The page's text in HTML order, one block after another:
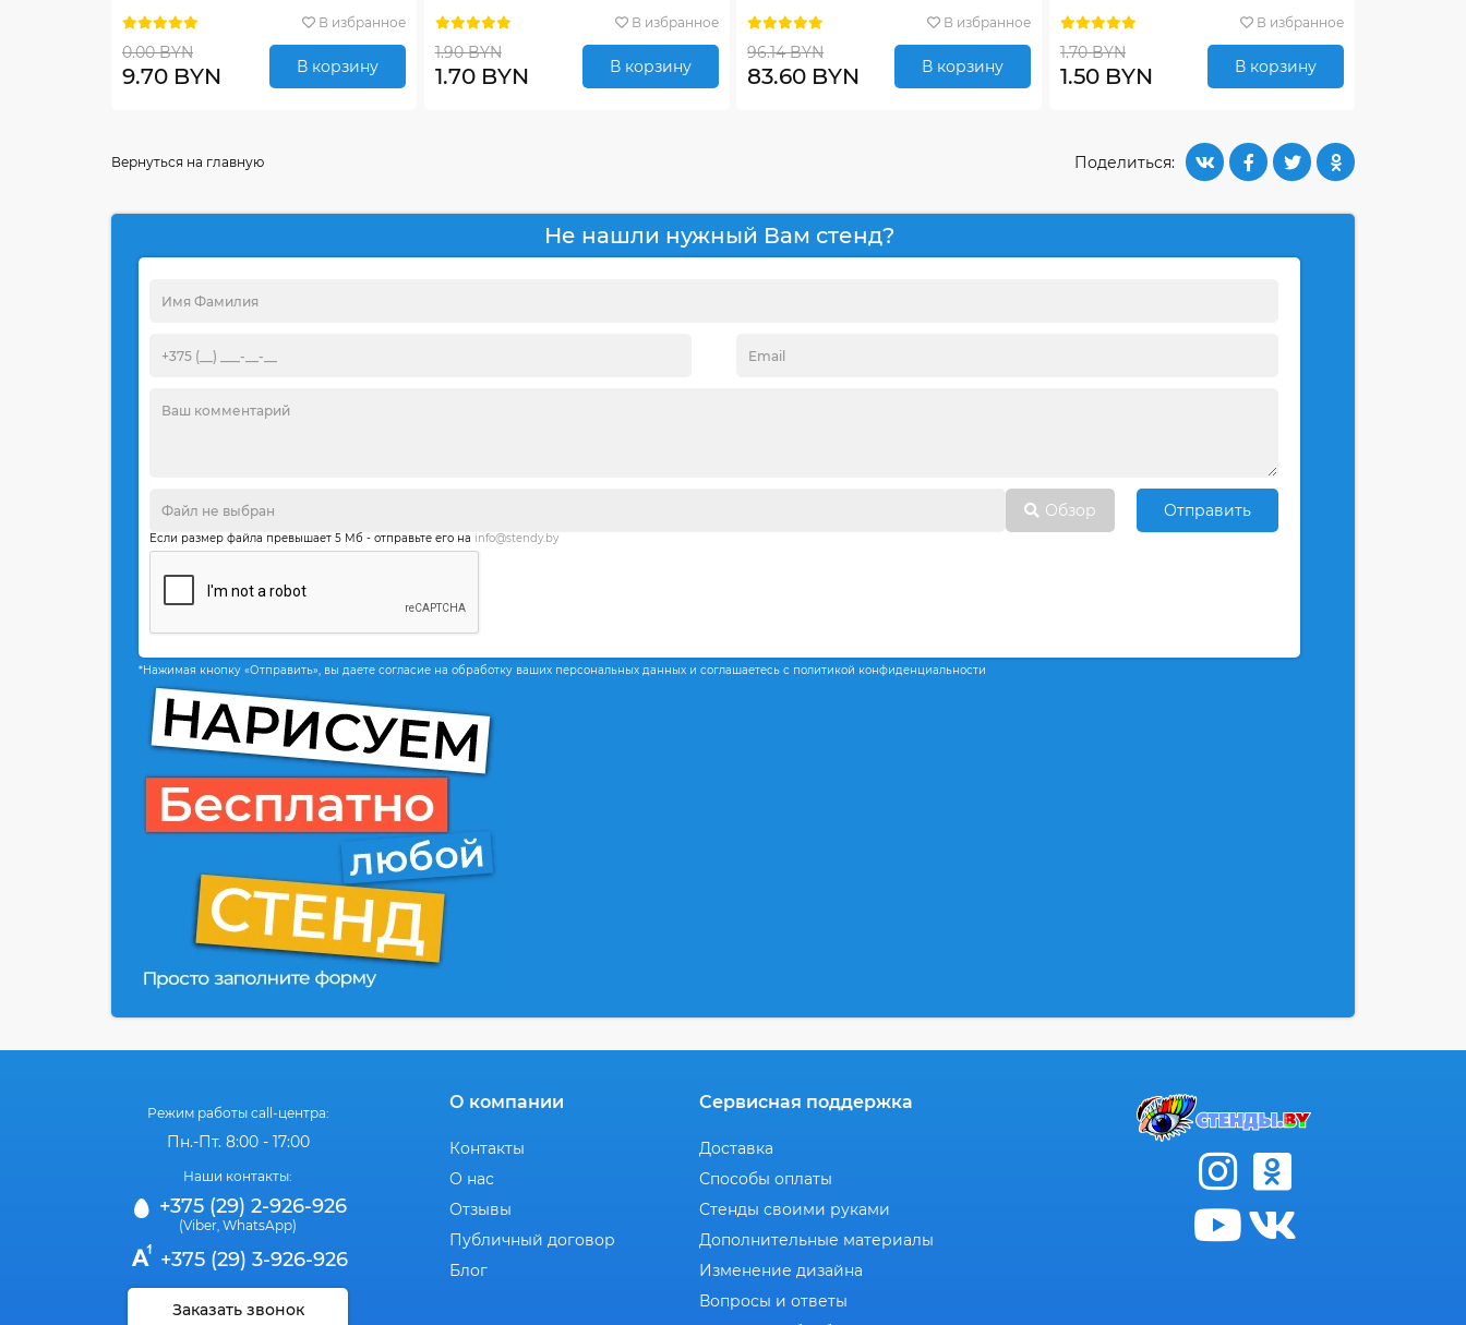
В избранное
0.00 BYN
9.70 BYN В корзину
В избранное
1.90 BYN
1.70 BYN В корзину
В избранное
96.14 BYN
83.60 BYN В корзину
В избранное
1.70 BYN
1.50 BYN В корзину
Поделиться:
Вернуться на главную
Не нашли нужный Вам стенд?
Обзор Отправить
Если размер файла превышает 5 Мб - отправьте его на info@stendy.by
*Нажимая кнопку «Отправить», вы даете согласие на обработку ваших персональных данных и соглашаетесь с политикой конфиденциальности
Режим работы call-центра:
Пн.-Пт. 8:00 - 17:00
Наши контакты:
+375 (29) 2-926-926
(Viber, WhatsApp)
+375 (29) 3-926-926
Заказать звонок
О компании
Контакты
О нас
Отзывы
Публичный договор
Блог
Сервисная поддержка
Доставка
Способы оплаты
Стенды своими руками
Дополнительные материалы
Изменение дизайна
Вопросы и ответы